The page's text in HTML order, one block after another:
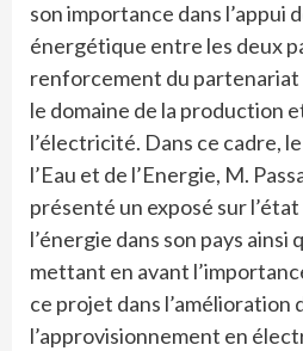
son importance dans l’appui
énergétique entre les deux
renforcement du
le domaine de la production
l’électricité. Dans ce cadre,
l’Eau et de l’Energie, M.
présenté un exposé sur
l’énergie dans son pays ainsi
mettant en avant
ce projet dans l’amélioration
l’approvisionnement en